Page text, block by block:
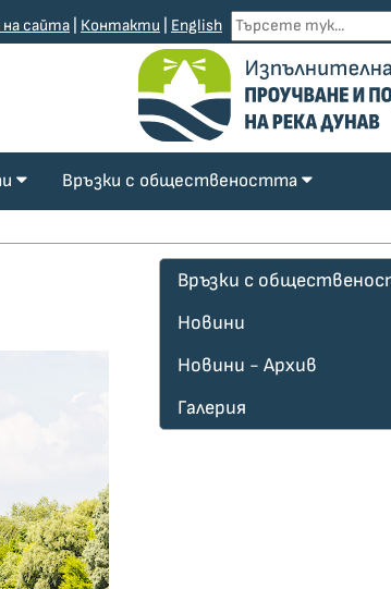
сайта Контакти English
Връзки с обществеността
Връзки с
Новини
Новини - Архив
Галерия